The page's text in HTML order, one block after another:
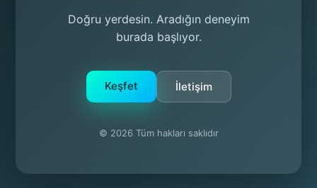
Doğru yerdesin. Aradığın deneyim
burada başlıyor.
Keşfet İletişim
© 2026 Tüm hakları saklıdır